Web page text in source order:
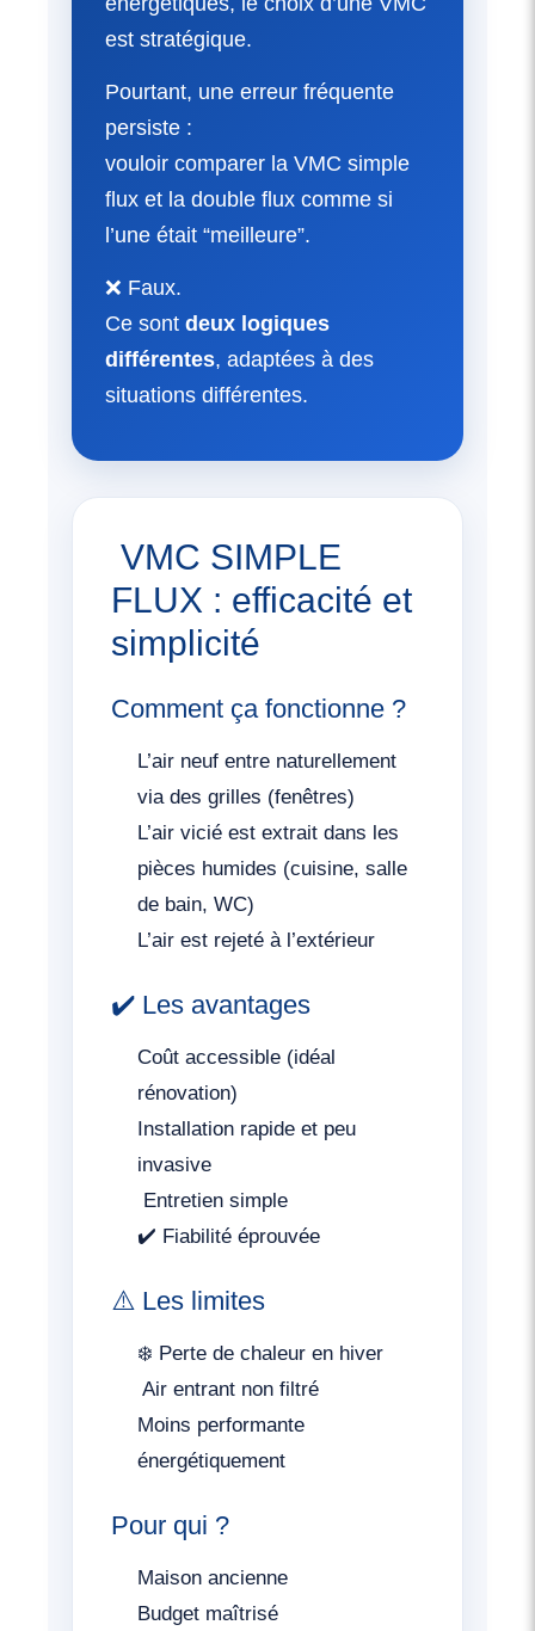
est stratégique.
Pourtant, une erreur fréquente
persiste :
vouloir comparer la VMC simple
flux et la double flux comme si
l’une était “meilleure”.
❌ Faux.
Ce sont deux logiques
différentes, adaptées à des
situations différentes.
️ VMC SIMPLE
FLUX : efficacité et
simplicité
Comment ça fonctionne ?
L’air neuf entre naturellement
via des grilles (fenêtres)
L’air vicié est extrait dans les
pièces humides (cuisine, salle
de bain, WC)
L’air est rejeté à l’extérieur
✔️ Les avantages
Coût accessible (idéal
rénovation)
Installation rapide et peu
invasive
️ Entretien simple
✔️ Fiabilité éprouvée
⚠️ Les limites
❄️ Perte de chaleur en hiver
️ Air entrant non filtré
Moins performante
énergétiquement
Pour qui ?
Maison ancienne
Budget maîtrisé